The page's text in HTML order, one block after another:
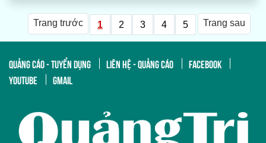
Trang trước 1 2 3 4 5 Trang sau
QUẢNG CÁO - TUYỂN DỤNG LIÊN HỆ - QUẢNG CÁO
FACEBOOK
YOUTUBE
GMAIL